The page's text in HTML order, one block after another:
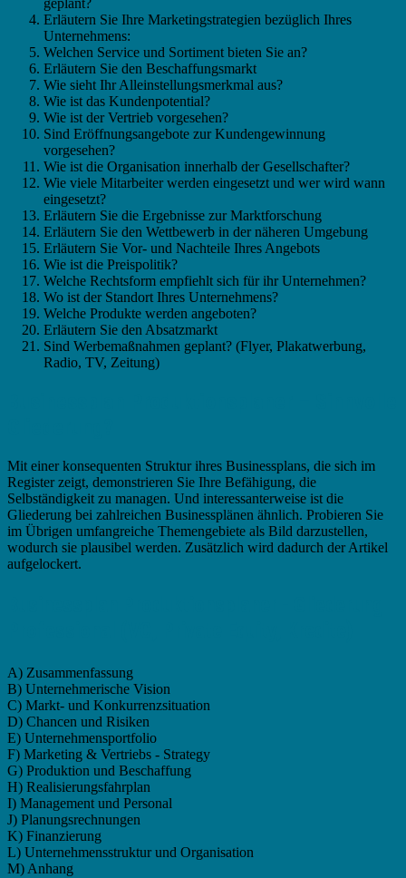
geplant?
Erläutern Sie Ihre Marketingstrategien bezüglich Ihres
Unternehmens:
Welchen Service und Sortiment bieten Sie an?
Erläutern Sie den Beschaffungsmarkt
Wie sieht Ihr Alleinstellungsmerkmal aus?
Wie ist das Kundenpotential?
Wie ist der Vertrieb vorgesehen?
Sind Eröffnungsangebote zur Kundengewinnung
vorgesehen?
Wie ist die Organisation innerhalb der Gesellschafter?
Wie viele Mitarbeiter werden eingesetzt und wer wird wann
eingesetzt?
Erläutern Sie die Ergebnisse zur Marktforschung
Erläutern Sie den Wettbewerb in der näheren Umgebung
Erläutern Sie Vor- und Nachteile Ihres Angebots
Wie ist die Preispolitik?
Welche Rechtsform empfiehlt sich für ihr Unternehmen?
Wo ist der Standort Ihres Unternehmens?
Welche Produkte werden angeboten?
Erläutern Sie den Absatzmarkt
Sind Werbemaßnahmen geplant? (Flyer, Plakatwerbung,
Radio, TV, Zeitung)
Mit einer konsequenten Struktur ihres Businessplans, die sich im
Register zeigt, demonstrieren Sie Ihre Befähigung, die
Selbständigkeit zu managen. Und interessanterweise ist die
Gliederung bei zahlreichen Businessplänen ähnlich. Probieren Sie
im Übrigen umfangreiche Themengebiete als Bild darzustellen,
wodurch sie plausibel werden. Zusätzlich wird dadurch der Artikel
aufgelockert.
A) Zusammenfassung
B) Unternehmerische Vision
C) Markt- und Konkurrenzsituation
D) Chancen und Risiken
E) Unternehmensportfolio
F) Marketing & Vertriebs - Strategy
G) Produktion und Beschaffung
H) Realisierungsfahrplan
I) Management und Personal
J) Planungsrechnungen
K) Finanzierung
L) Unternehmensstruktur und Organisation
M) Anhang